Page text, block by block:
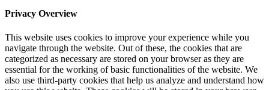
Privacy Overview
This website uses cookies to improve your experience while you
navigate through the website. Out of these, the cookies that are
categorized as necessary are stored on your browser as they are
essential for the working of basic functionalities of the website. We
also use third-party cookies that help us analyze and understand how